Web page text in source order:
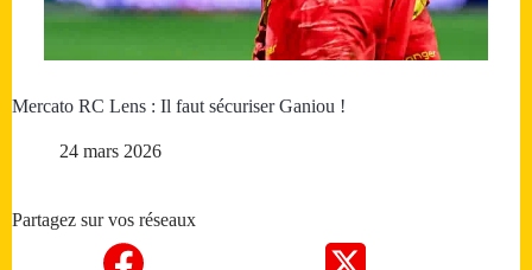
Mercato RC Lens : Il faut sécuriser Ganiou !
24 mars 2026
Partagez sur vos réseaux